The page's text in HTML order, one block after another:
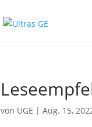
von UGE |Aug. 15,